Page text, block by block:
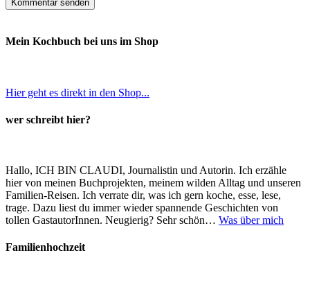
Mein Kochbuch bei uns im Shop
Hier geht es direkt in den Shop...
wer schreibt hier?
Hallo, ICH BIN CLAUDI, Journalistin und Autorin. Ich erzähle
hier von meinen Buchprojekten, meinem wilden Alltag und unseren
Familien-Reisen. Ich verrate dir, was ich gern koche, esse, lese,
trage. Dazu liest du immer wieder spannende Geschichten von
tollen GastautorInnen. Neugierig? Sehr schön… Was über mich
Familienhochzeit